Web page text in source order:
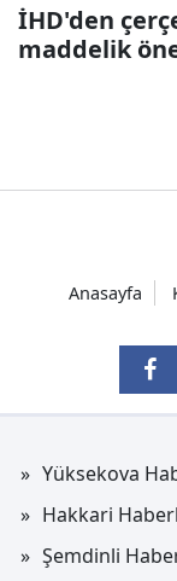
İHD'den
maddelik
Anasayfa
Yüksekova
Hakkari
Şemdinli